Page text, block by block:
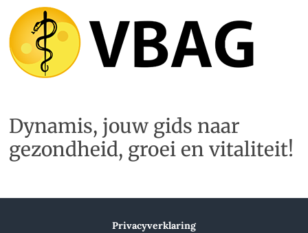
Dynamis, jouw gids naar
gezondheid, groei en vitaliteit!
Privacyverklaring